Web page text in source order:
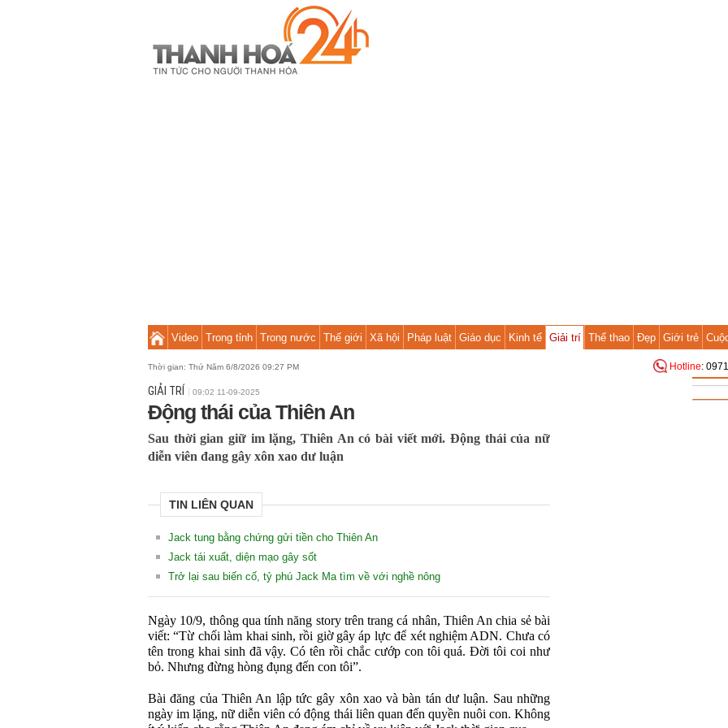
Video Trong tỉnh Trong nước Thế giới Xã hội Pháp luật Giáo dục Kinh tế Giải trí Thể thao Đẹp Giới trẻ
Thời gian: Thứ Năm 6/8/2026 09:27 PM Hotline:
GIẢI TRÍ 09:02 11-09-2025
Động thái của Thiên An
Sau thời gian giữ im lặng, Thiên An có bài viết mới. Động thái của nữ
diễn viên đang gây xôn xao dư luận
TIN LIÊN QUAN
Jack tung bằng chứng gửi tiền cho Thiên An
Jack tái xuất, diện mạo gây sốt
Trở lại sau biến cố, tỷ phú Jack Ma tìm về với nghề nông
Ngày 10/9, thông qua tính năng story trên trang cá nhân, Thiên An chia sẻ bài
viết: “Từ chối làm khai sinh, rồi giờ gây áp lực để xét nghiệm ADN. Chưa có
tên trong khai sinh đã vậy. Có tên rồi chắc cướp con tôi quá. Đời tôi coi như
bỏ. Nhưng đừng hòng đụng đến con tôi”.
Bài đăng của Thiên An lập tức gây xôn xao và bàn tán dư luận. Sau những
ngày im lặng, nữ diễn viên có động thái liên quan đến quyền nuôi con. Không